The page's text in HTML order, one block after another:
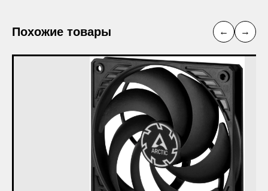
Похожие товары ← →